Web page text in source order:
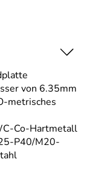
von 6.35mm
metrisches
Co-Hartmetall
P40/M20-